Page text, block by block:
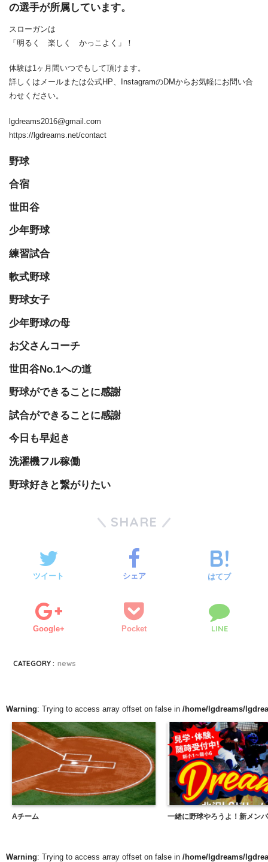
の選手が所属しています。
スローガンは
「明るく 楽しく かっこよく」！
体験は1ヶ月間いつでもして頂けます。
詳しくはメールまたは公式HP、InstagramのDMからお気軽にお問い合
わせください。
lgdreams2016@gmail.com
https://lgdreams.net/contact
野球
合宿
世田谷
少年野球
練習試合
軟式野球
野球女子
少年野球の母
お父さんコーチ
世田谷No.1への道
野球ができることに感謝
試合ができることに感謝
今日も早起き
洗濯機フル稼働
野球好きと繋がりたい
SHARE
ツイート シェア はてブ
Google+ Pocket LINE
CATEGORY : news
Warning: Trying to access array offset on false in /home/lgdreams/
Aチーム 一緒に野球やろうよ！新メン
Warning: Trying to access array offset on false in /home/lgdreams/